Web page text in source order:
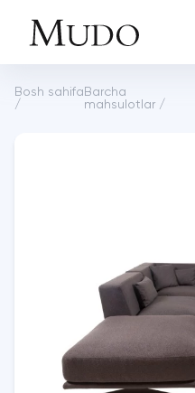
Bosh sahifa
/
Barcha
mahsulotlar /